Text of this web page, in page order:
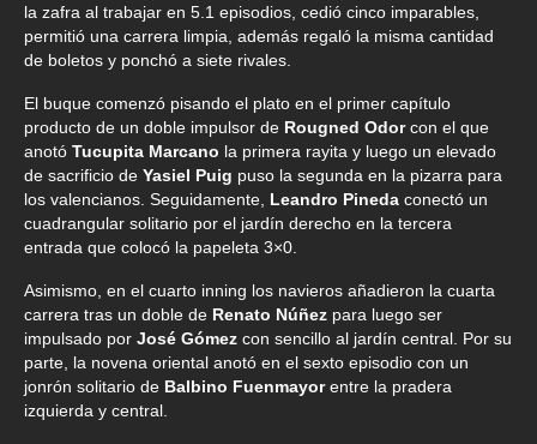
la zafra al trabajar en 5.1 episodios, cedió cinco imparables,
permitió una carrera limpia, además regaló la misma cantidad
de boletos y ponchó a siete rivales.
El buque comenzó pisando el plato en el primer capítulo
producto de un doble impulsor de Rougned Odorcon el que
anotó Tucupita Marcano la primera rayita y luego un elevado
de sacrificio de Yasiel Puig puso la segunda en la pizarra para
los valencianos. Seguidamente, Leandro Pineda conectó un
cuadrangular solitario por el jardín derecho en la tercera
entrada que colocó la papeleta 3×0.
Asimismo, en el cuarto inning los navieros añadieron la cuarta
carrera tras un doble de Renato Núñez para luego ser
impulsado por José Gómez con sencillo al jardín central. Por su
parte, la novena oriental anotó en el sexto episodio con un
jonrón solitario de Balbino Fuenmayorentre la pradera
izquierda y central.